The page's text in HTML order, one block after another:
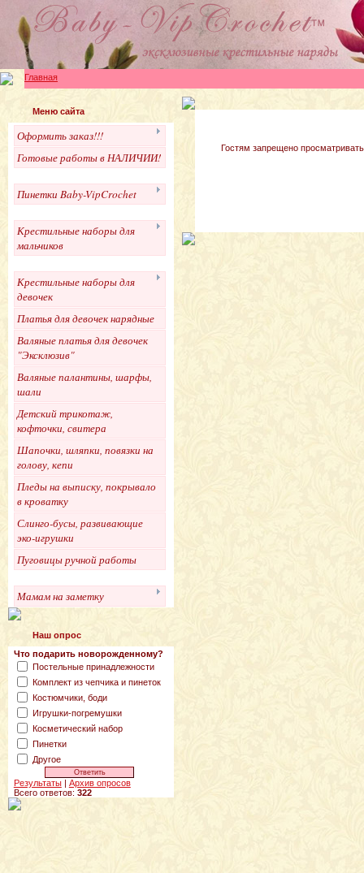
Главная
Меню сайта
Оформить заказ!!!
Готовые работы в НАЛИЧИИ!
Пинетки Baby-VipCrochet
Крестильные наборы для
мальчиков
Крестильные наборы для
девочек
Платья для девочек нарядные
Валяные платья для девочек
"Эксклюзив"
Валяные палантины, шарфы,
шали
Детский трикотаж,
кофточки, свитера
Шапочки, шляпки, повязки на
голову, кепи
Пледы на выписку, покрывало
в кроватку
Слинго-бусы, развивающие
эко-игрушки
Пуговицы ручной работы
Мамам на заметку
Наш опрос
Что подарить новорожденному?
Постельные принадлежности
Комплект из чепчика и пинеток
Костюмчики, боди
Игрушки-погремушки
Косметический набор
Пинетки
Другое
Результаты| Архив опросов
Всего ответов: 322
Гостям запрещено